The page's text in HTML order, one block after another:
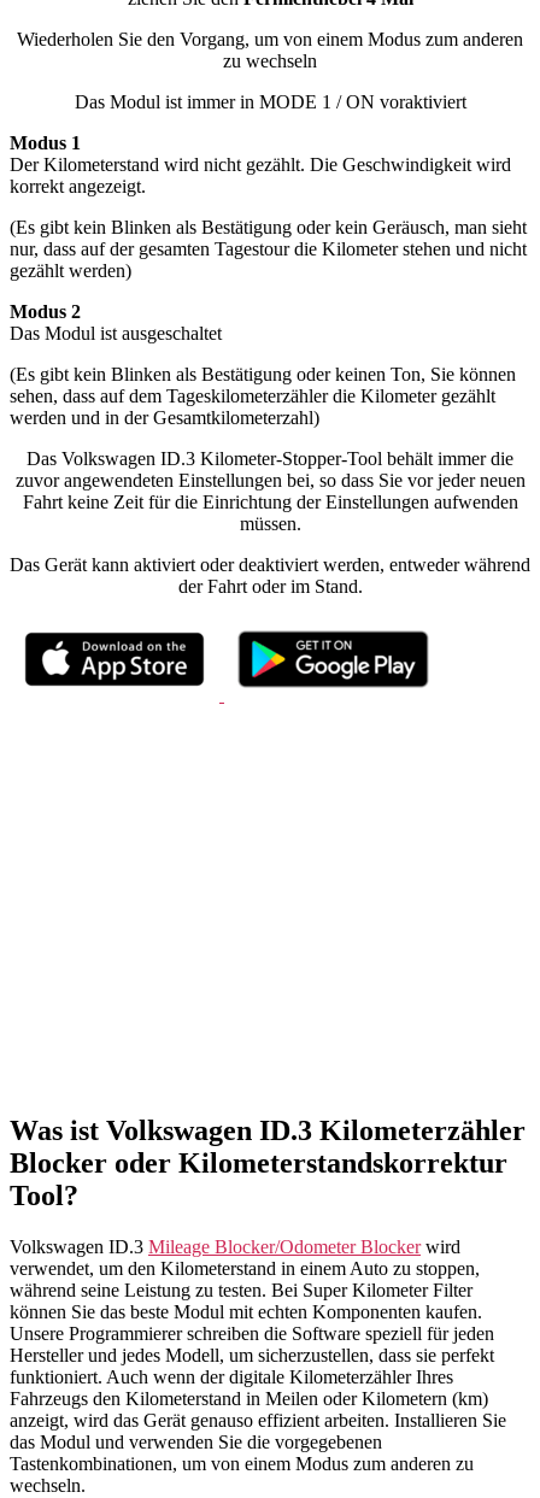
Wiederholen Sie den Vorgang, um von einem Modus zum anderen
zu wechseln
Das Modul ist immer in MODE 1 / ON voraktiviert
Modus 1
Der Kilometerstand wird nicht gezählt. Die Geschwindigkeit wird
korrekt angezeigt.
(Es gibt kein Blinken als Bestätigung oder kein Geräusch, man sieht
nur, dass auf der gesamten Tagestour die Kilometer stehen und nicht
gezählt werden)
Modus 2
Das Modul ist ausgeschaltet
(Es gibt kein Blinken als Bestätigung oder keinen Ton, Sie können
sehen, dass auf dem Tageskilometerzähler die Kilometer gezählt
werden und in der Gesamtkilometerzahl)
Das Volkswagen ID.3 Kilometer-Stopper-Tool behält immer die
zuvor angewendeten Einstellungen bei, so dass Sie vor jeder neuen
Fahrt keine Zeit für die Einrichtung der Einstellungen aufwenden
müssen.
Das Gerät kann aktiviert oder deaktiviert werden, entweder während
der Fahrt oder im Stand.
Was ist Volkswagen ID.3 Kilometerzähler
Blocker oder Kilometerstandskorrektur
Tool?
Volkswagen ID.3 Mileage Blocker/Odometer Blockerwird
verwendet, um den Kilometerstand in einem Auto zu stoppen,
während seine Leistung zu testen. Bei Super Kilometer Filter
können Sie das beste Modul mit echten Komponenten kaufen.
Unsere Programmierer schreiben die Software speziell für jeden
Hersteller und jedes Modell, um sicherzustellen, dass sie perfekt
funktioniert. Auch wenn der digitale Kilometerzähler Ihres
Fahrzeugs den Kilometerstand in Meilen oder Kilometern (km)
anzeigt, wird das Gerät genauso effizient arbeiten. Installieren Sie
das Modul und verwenden Sie die vorgegebenen
Tastenkombinationen, um von einem Modus zum anderen zu
wechseln.